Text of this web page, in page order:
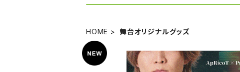
HOME 舞台オリジナルグッズ